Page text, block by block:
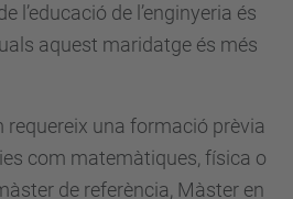
l’educació de l’enginyeria és
aquest maridatge és més
requereix una formació prèvia
com matemàtiques, física o
de referència, Màster en